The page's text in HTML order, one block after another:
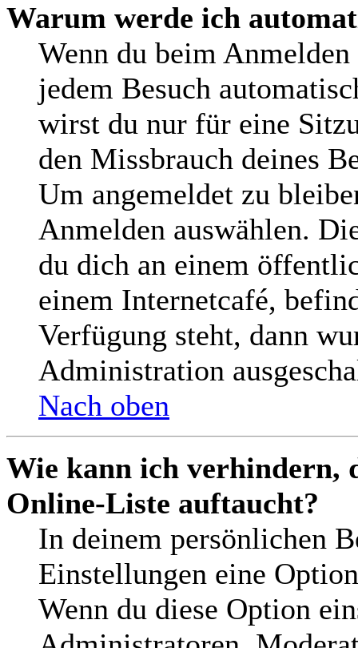
Warum werde ich
Wenn du beim
jedem Besuch
wirst du nur für eine
den Missbrauch deines
Um angemeldet zu
Anmelden auswählen.
du dich an einem
einem Internetcafé,
Verfügung steht, dann
Administration
Nach oben
Wie kann ich verhindern,
Online-Liste auftaucht?
In deinem persönlichen
Einstellungen eine
Wenn du diese Option